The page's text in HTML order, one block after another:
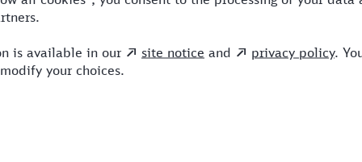
9:38 4 BRB,REX,ICE